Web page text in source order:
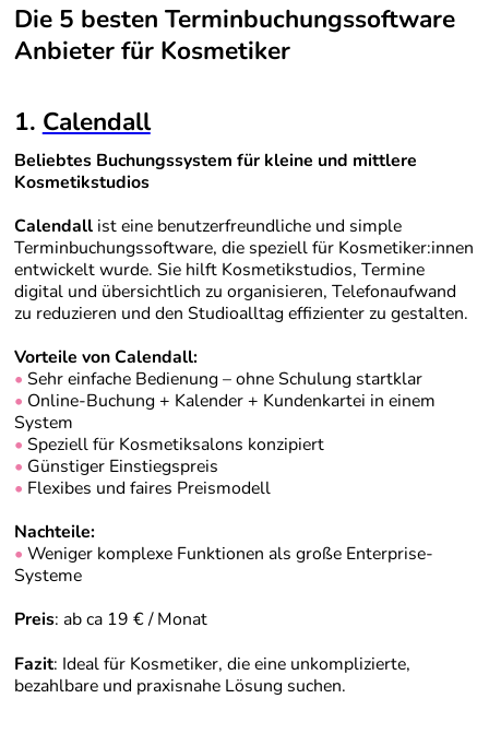
Die 5 besten Terminbuchungssoftware
Anbieter für Kosmetiker
1. Calendall
Beliebtes Buchungssystem für kleine und mittlere
Kosmetikstudios
Calendallist eine benutzerfreundliche und simple
Terminbuchungssoftware, die speziell für Kosmetiker:innen
entwickelt wurde. Sie hilft Kosmetikstudios, Termine
digital und übersichtlich zu organisieren, Telefonaufwand
zu reduzieren und den Studioalltag effizienter zu gestalten.
Vorteile von Calendall:
• Sehr einfache Bedienung – ohne Schulung startklar
• Online-Buchung + Kalender + Kundenkartei in einem
System
• Speziell für Kosmetiksalons konzipiert
• Günstiger Einstiegspreis
• Flexibes und faires Preismodell
Nachteile:
• Weniger komplexe Funktionen als große Enterprise-
Systeme
Preis: ab ca 19 € / Monat
Fazit: Ideal für Kosmetiker, die eine unkomplizierte,
bezahlbare und praxisnahe Lösung suchen.